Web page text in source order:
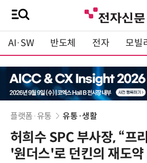
AI·SW 반도체 전자 모빌
플랫폼·유통 유통·생활
허희수 SPC 부사장, “프
'원더스'로 던킨의 재도약